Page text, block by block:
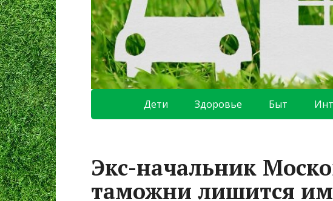
Дети Здоровье Быт
Экс-начальник
таможни лишится